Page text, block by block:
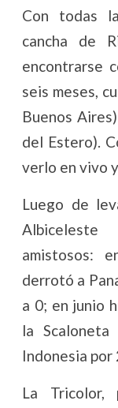
Con todas
cancha de
encontrarse
seis meses,
Buenos
del Estero).
verlo en vivo
Luego de
amistosos:
derrotó a
a 0; en junio
la
Indonesia por
La